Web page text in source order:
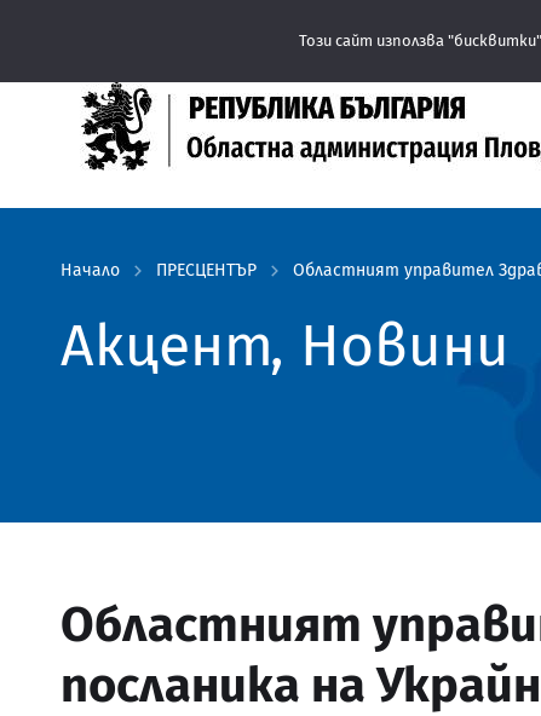
Начало ПРЕСЦЕНТЪР Областният управител
Акцент, Новини
Областният
посланика на
Този сайт използва